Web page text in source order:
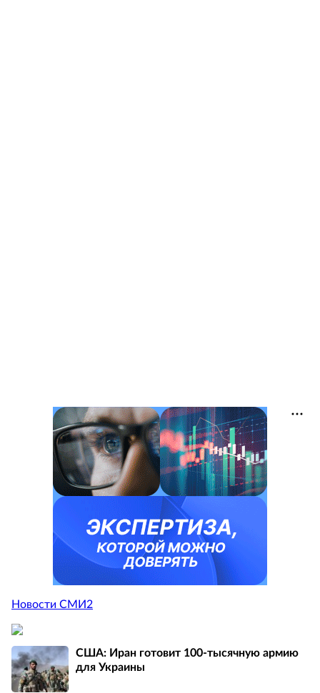
Новости СМИ2
США: Иран готовит 100-тысячную армию
для Украины